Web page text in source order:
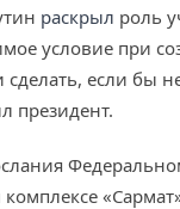
раскрыл роль
условие при
сделать, если
президент.
комплексе